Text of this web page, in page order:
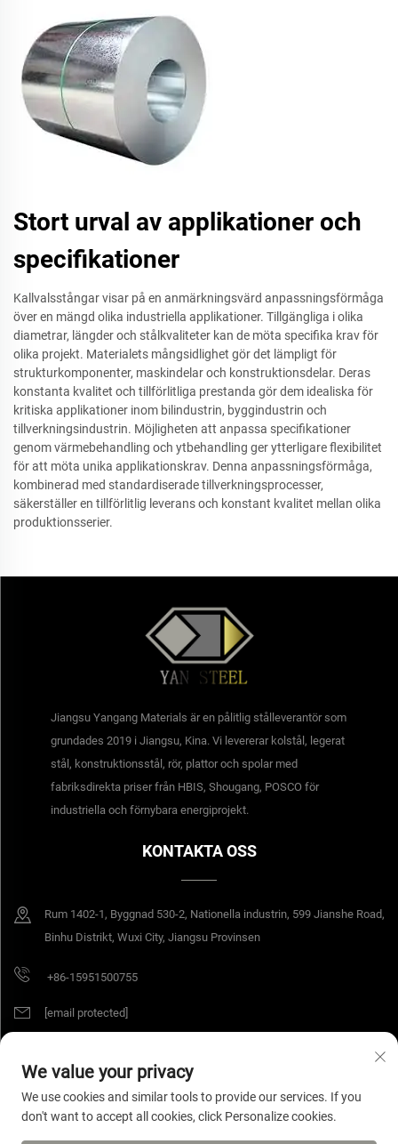
Stort urval av applikationer och
specifikationer
Kallvalsstångar visar på en anmärkningsvärd anpassningsförmåga
över en mängd olika industriella applikationer. Tillgängliga i olika
diametrar, längder och stålkvaliteter kan de möta specifika krav för
olika projekt. Materialets mångsidlighet gör det lämpligt för
strukturkomponenter, maskindelar och konstruktionsdelar. Deras
konstanta kvalitet och tillförlitliga prestanda gör dem idealiska för
kritiska applikationer inom bilindustrin, byggindustrin och
tillverkningsindustrin. Möjligheten att anpassa specifikationer
genom värmebehandling och ytbehandling ger ytterligare flexibilitet
för att möta unika applikationskrav. Denna anpassningsförmåga,
kombinerad med standardiserade tillverkningsprocesser,
säkerställer en tillförlitlig leverans och konstant kvalitet mellan olika
produktionsserier.
Jiangsu Yangang Materials är en pålitlig stålleverantör som
grundades 2019 i Jiangsu, Kina. Vi levererar kolstål, legerat
stål, konstruktionsstål, rör, plattor och spolar med
fabriksdirekta priser från HBIS, Shougang, POSCO för
industriella och förnybara energiprojekt.
KONTAKTA OSS
Rum 1402-1, Byggnad 530-2, Nationella industrin, 599 Jianshe Road,
Binhu Distrikt, Wuxi City, Jiangsu Provinsen
+86-15951500755
[email protected]
Copyright © 2025 Jiangsu Yangang Materials Co., Ltd. All rättigheter
förbehållna. Integritetspolicy
We value your privacy
We use cookies and similar tools to provide our services. If you
don't want to accept all cookies, click Personalize cookies.